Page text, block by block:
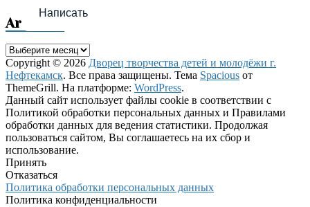
Написать
Archives
Archives
Copyright © 2026 Дворец творчества детей и молодёжи г.
Нефтекамск. Все права защищены. Тема Spacious от
ThemeGrill. На платформе: WordPress.
Данный сайт использует файлы cookie в соответствии с
Политикой обработки персональных данных и Правилами
обработки данных для ведения статистики. Продолжая
пользоваться сайтом, Вы соглашаетесь на их сбор и
использование.
Принять
Отказаться
Политика обработки персональных данных
Политика конфиденциальности